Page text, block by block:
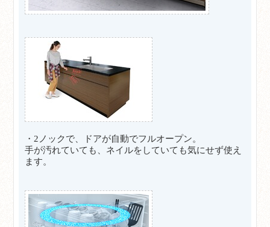
・2ノックで、ドアが自動でフルオープン。
手が汚れていても、ネイルをしていても気にせず使え
ます。